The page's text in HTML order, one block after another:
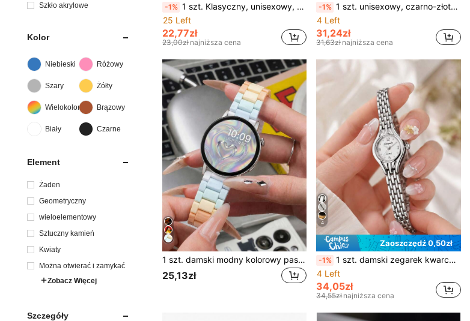
Szkło akrylowe
Kolor
Niebieski Różowy
Szary Żółty
Wielokolorowe Brązowy
Biały Czarne
Element
Żaden
Geometryczny
wieloelementowy
Sztuczny kamień
Kwiaty
Można otwierać i zamykać
Zobacz Więcej
Szczegóły
-1% 1 szt. Klasyczny, unisexowy, metalowy pasek sportowy do zegarka, kompatybilny z Apple Watch Series SE 11 10 9 8 7 6 5 4 3 2 1 Ultra 3/2/1, pasuje do 46 mm 49 mm 40 mm 44 mm 45 mm 41 mm 42 mm 38 mm, materiał: stal nierdzewna
25 Left
22,77zł
23,00złnajniższa cena
-1% 1 szt. unisexowy, czarno-złoty, luksusowy, modny zegarek kwarcowy ze stali nierdzewnej, czarna tarcza, złote wskazówki, złoty pleciony pasek, odpowiedni do biznesu, na formalne okazje, do noszenia na co dzień, idealny prezent na Boże Narodzenie, urodziny, rocznicę
4 Left
31,24zł
31,63złnajniższa cena
1 szt. damski modny kolorowy pasek do zegarka makaronowy, kompatybilny z Galaxy Watch 7 6 5 4 Active 2, GTS 4 3 2 Mini, pasek zamienny, kompatybilny z Watch GT 3/2 42mm, eleganckie akcesorium do smartwatcha, biżuteryjny prezent, uroczy akrylowy pasek do zegarka, idealny prezent dla przyjaciół i rodziny na Boże Narodzenie, urodziny, powrót do szkoły i święta
25,13zł
4
Zaoszczędź 0,50zł
-1% 1 szt. damski zegarek kwarcowy ze stali nierdzewnej, kolor srebrny, biała tarcza z wyraźnymi cyframi, odpowiedni do noszenia na co dzień i do pracy, idealny prezent dla kobiet na urodziny, Boże Narodzenie, Dzień Matki
4 Left
34,05zł
34,55złnajniższa cena